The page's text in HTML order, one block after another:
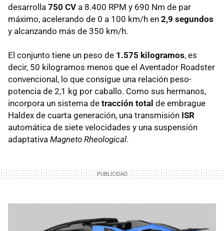
desarrolla 750 CV a 8.400 RPM y 690 Nm de par
máximo, acelerando de 0 a 100 km/h en 2,9 segundos
y alcanzando más de 350 km/h.
El conjunto tiene un peso de 1.575 kilogramos, es
decir, 50 kilogramos menos que el Aventador Roadster
convencional, lo que consigue una relación peso-
potencia de 2,1 kg por caballo. Como sus hermanos,
incorpora un sistema de tracción total de embrague
Haldex de cuarta generación, una transmisión ISR
automática de siete velocidades y una suspensión
adaptativa Magneto Rheological.